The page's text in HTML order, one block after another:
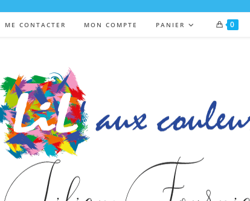
ME CONTACTER MON COMPTE PANIER 0